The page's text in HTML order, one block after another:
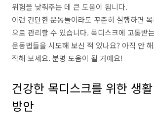
위험을 낮춰주는 데 큰 도움이 됩니다.
이런 간단한 운동들이라도 꾸준히 실행하면
으로 관리할 수 있습니다. 목디스크에 고통받
운동법들을 시도해 보신 적 있나요? 아직 안
작해 보세요. 분명 도움이 될 거예요!
건강한 목디스크를 위한 생
방안